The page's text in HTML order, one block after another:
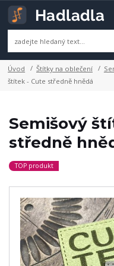
Úvod Štítky na oblečení
štítek - Cute středně hnědá
Semišový
středně
TOP produkt